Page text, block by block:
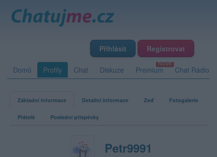
Přihlásit Registrovat
Domů Profily Chat Diskuze Premium Chat Rádio
Základní informace Detailní informace Zeď Fotogalerie
Přátelé Poslední příspěvky
Petr9991